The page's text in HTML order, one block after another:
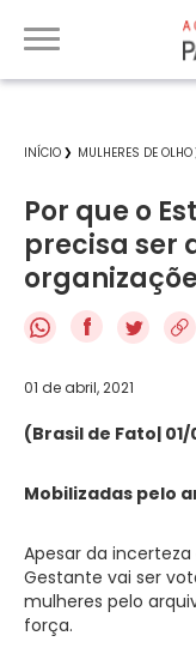
INÍCIO MULHERES DE OLHO
Por que o
precisa ser
f
01 de abril, 2021
(Brasil de Fato|
Mobilizadas pelo
Apesar da
Gestante vai ser
mulheres pelo
força.